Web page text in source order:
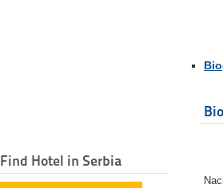
Find Hotel in Serbia